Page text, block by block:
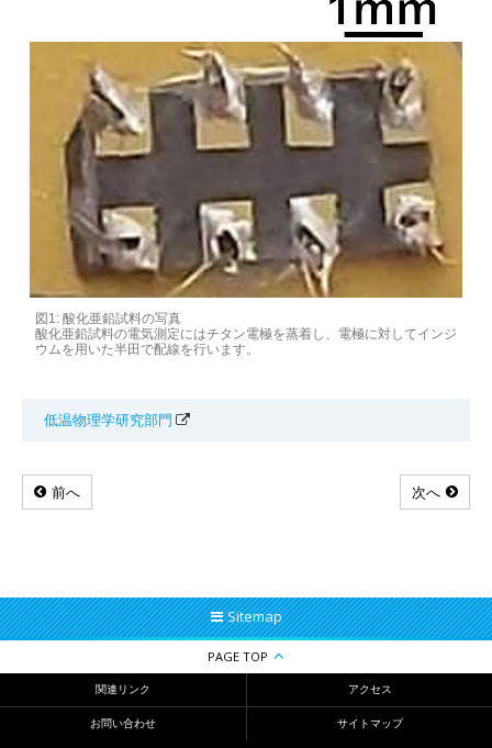
図1: 酸化亜鉛試料の写真
酸化亜鉛試料の電気測定にはチタン電極を蒸着し、電極に対してインジ
ウムを用いた半田で配線を行います。
低温物理学研究部門
前へ 次へ
Sitemap
PAGE TOP
関連リンク アクセス
お問い合わせ サイトマップ